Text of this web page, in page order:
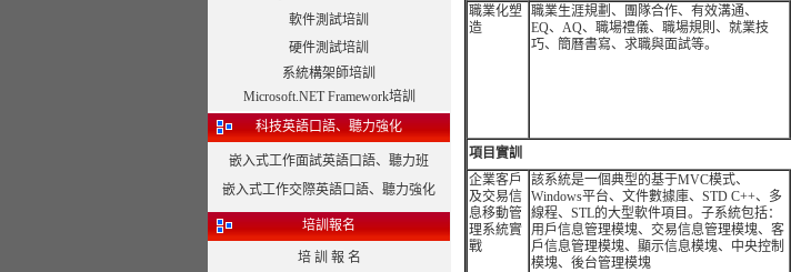
軟件測試培訓
硬件測試培訓
系統構架師培訓
Microsoft.NET Framework培訓
科技英語口語、聽力強化
嵌入式工作面試英語口語、聽力班
嵌入式工作交際英語口語、聽力強化
培訓報名
培 訓 報 名
職業化塑
造
職業生涯規劃、團隊合作、有效溝通、
EQ、AQ、職場禮儀、職場規則、就業技
巧、簡曆書寫、求職與面試等。
項目實訓
企業客戶
及交易信
息移動管
理系統實
戰
該系統是一個典型的基于MVC模式、
Windows平台、文件數據庫、STD C++、多
線程、STL的大型軟件項目。子系統包括：
用戶信息管理模塊、交易信息管理模塊、客
戶信息管理模塊、顯示信息模塊、中央控制
模塊、後台管理模塊